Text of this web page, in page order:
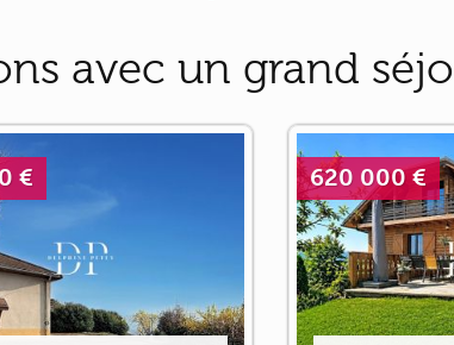
avec un grand
€ 620 000 €